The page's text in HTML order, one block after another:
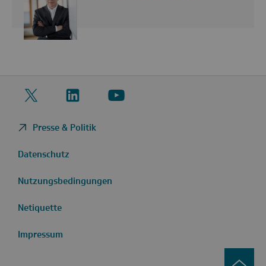
Twitter
LinkedIn
YouTube
Presse & Politik
Datenschutz
Nutzungsbedingungen
Netiquette
Impressum